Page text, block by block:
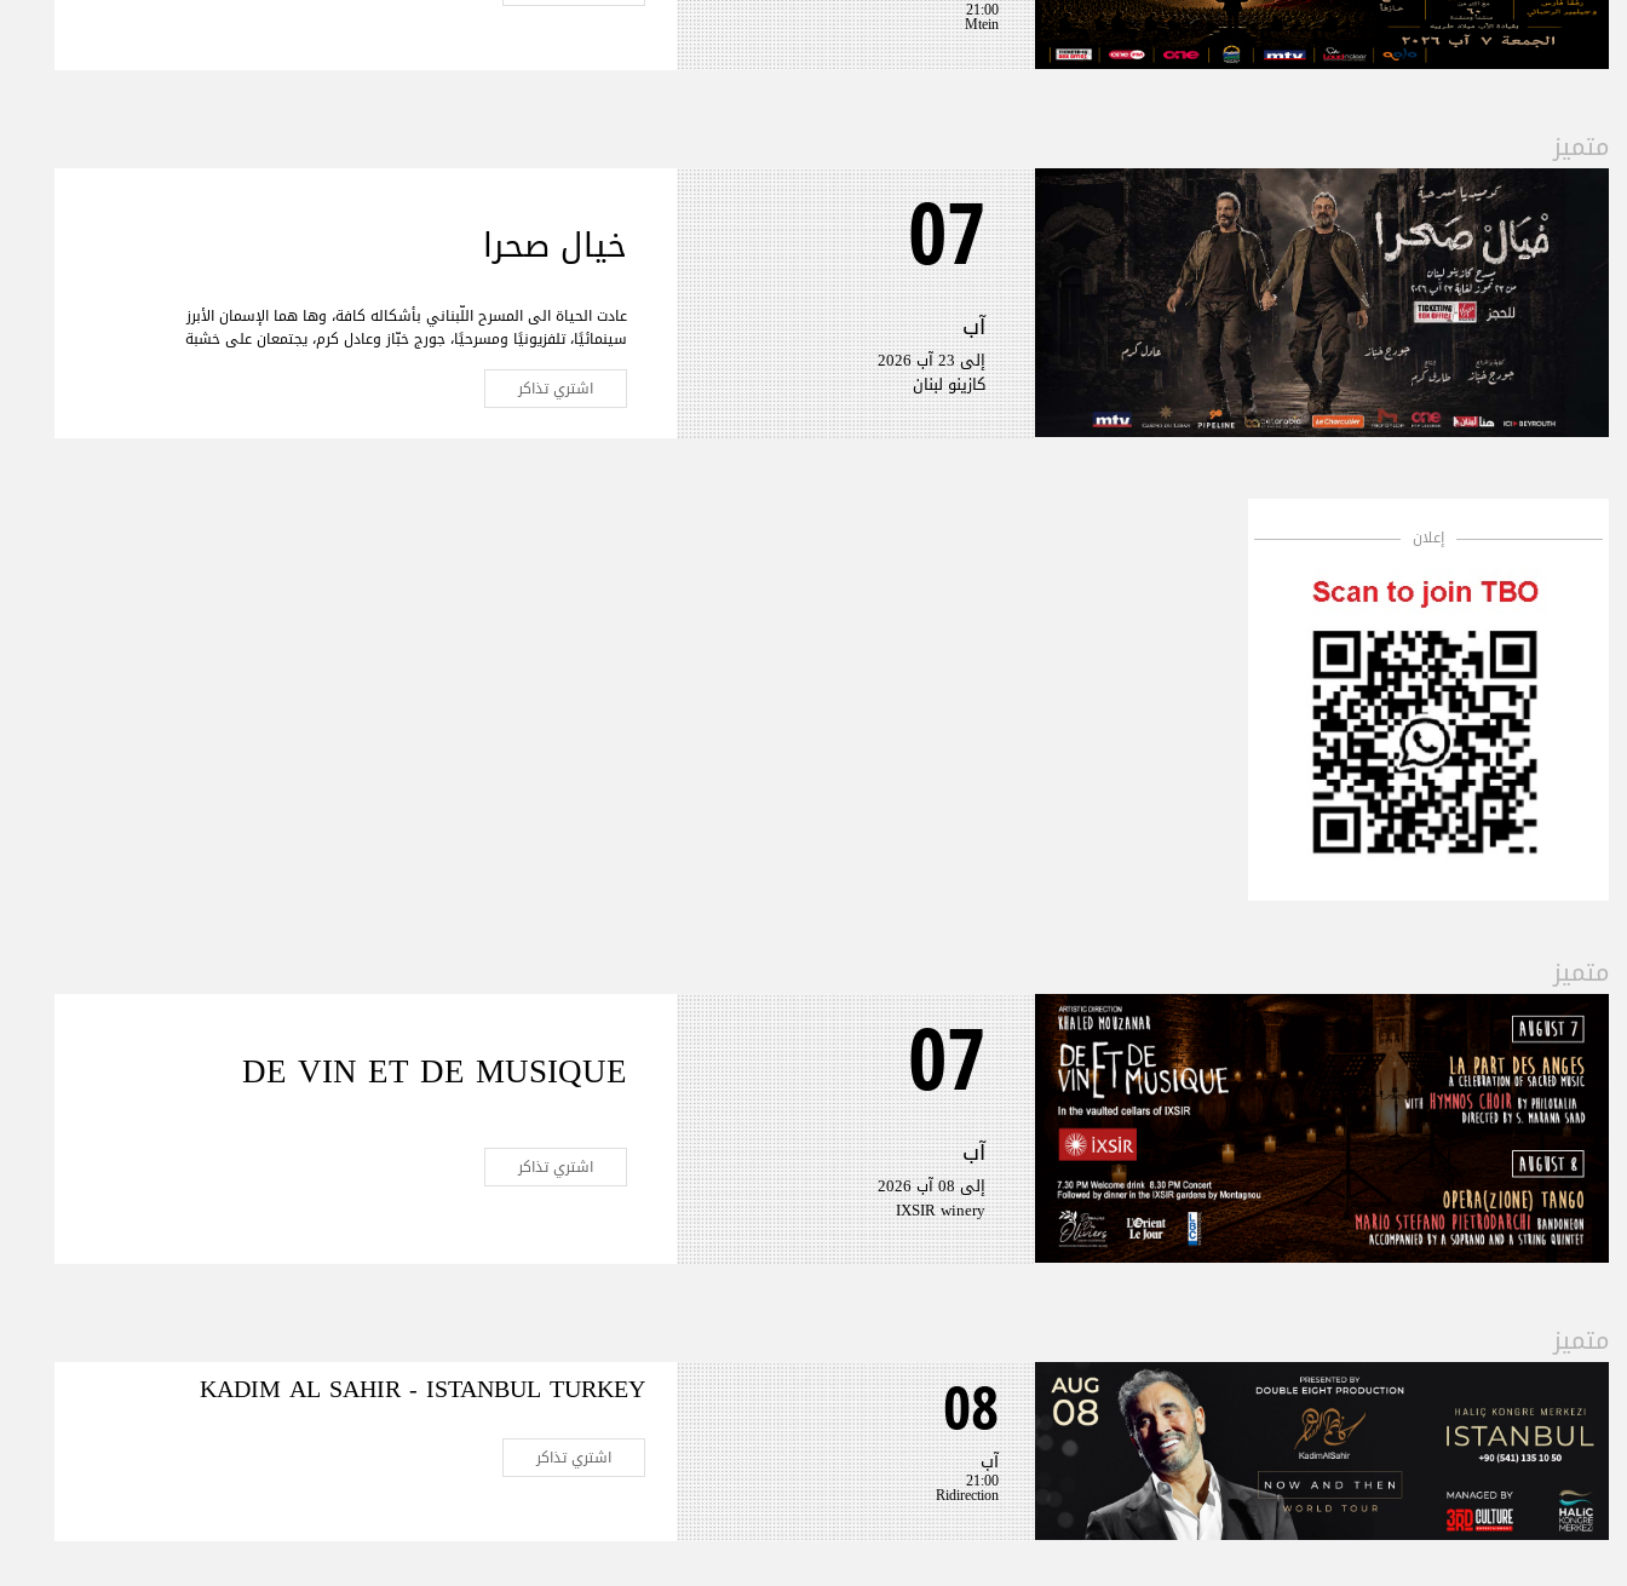
21:00
Mtein
متميز
07
آب
إلى 23 آب 2026
كازينو لبنان
خيال صحرا
عادت الحياة الى المسرح اللّبناني بأشكاله كافة، وها هما الإسمان الأبرز
سينمائيًا، تلفزيونيًا ومسرحيًا، جورج خبّاز وعادل كرم، يجتمعان على خشبة
النوستالجيا ولبنان الأمس، اليوم وربّما المستقبل."خيال صحرا" هو عنوان
العمل المنتظر من الجمهور في كافة أنحاء العالم والذي سيجمع لأوّل
اشتري تذاكر
إعلان
متميز
07
آب
إلى 08 آب 2026
IXSIR winery
DE VIN ET DE MUSIQUE
اشتري تذاكر
متميز
08
آب
21:00
Ridirection
KADIM AL SAHIR - ISTANBUL TURKEY
اشتري تذاكر